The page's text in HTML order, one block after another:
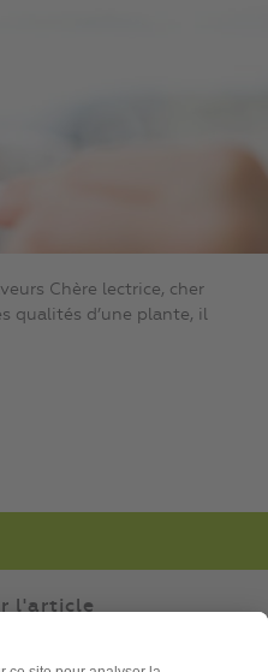
Chère lectrice, cher
qualités d’une plante, il
l'article
heureux ?''